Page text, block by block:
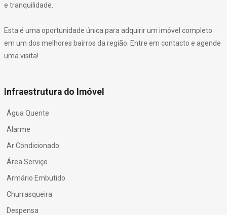
e tranquilidade.
Esta é uma oportunidade única para adquirir um imóvel completo
em um dos melhores bairros da região. Entre em contacto e agende
uma visita!
Infraestrutura do Imóvel
Água Quente
Alarme
Ar Condicionado
Área Serviço
Armário Embutido
Churrasqueira
Despensa